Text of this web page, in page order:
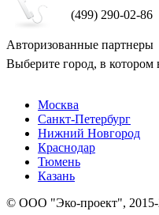
(499) 290-02-86
Авторизованные партнеры
Выберите город, в
Москва
Санкт-Петербург
Нижний Новгород
Краснодар
Тюмень
Казань
© ООО "Эко-проект", 2015-